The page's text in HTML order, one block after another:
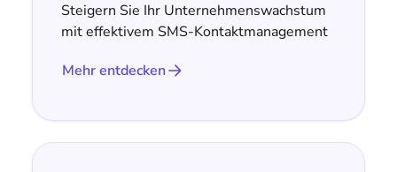
Steigern Sie Ihr Unternehmenswachstum
mit effektivem SMS-Kontaktmanagement
Mehr entdecken